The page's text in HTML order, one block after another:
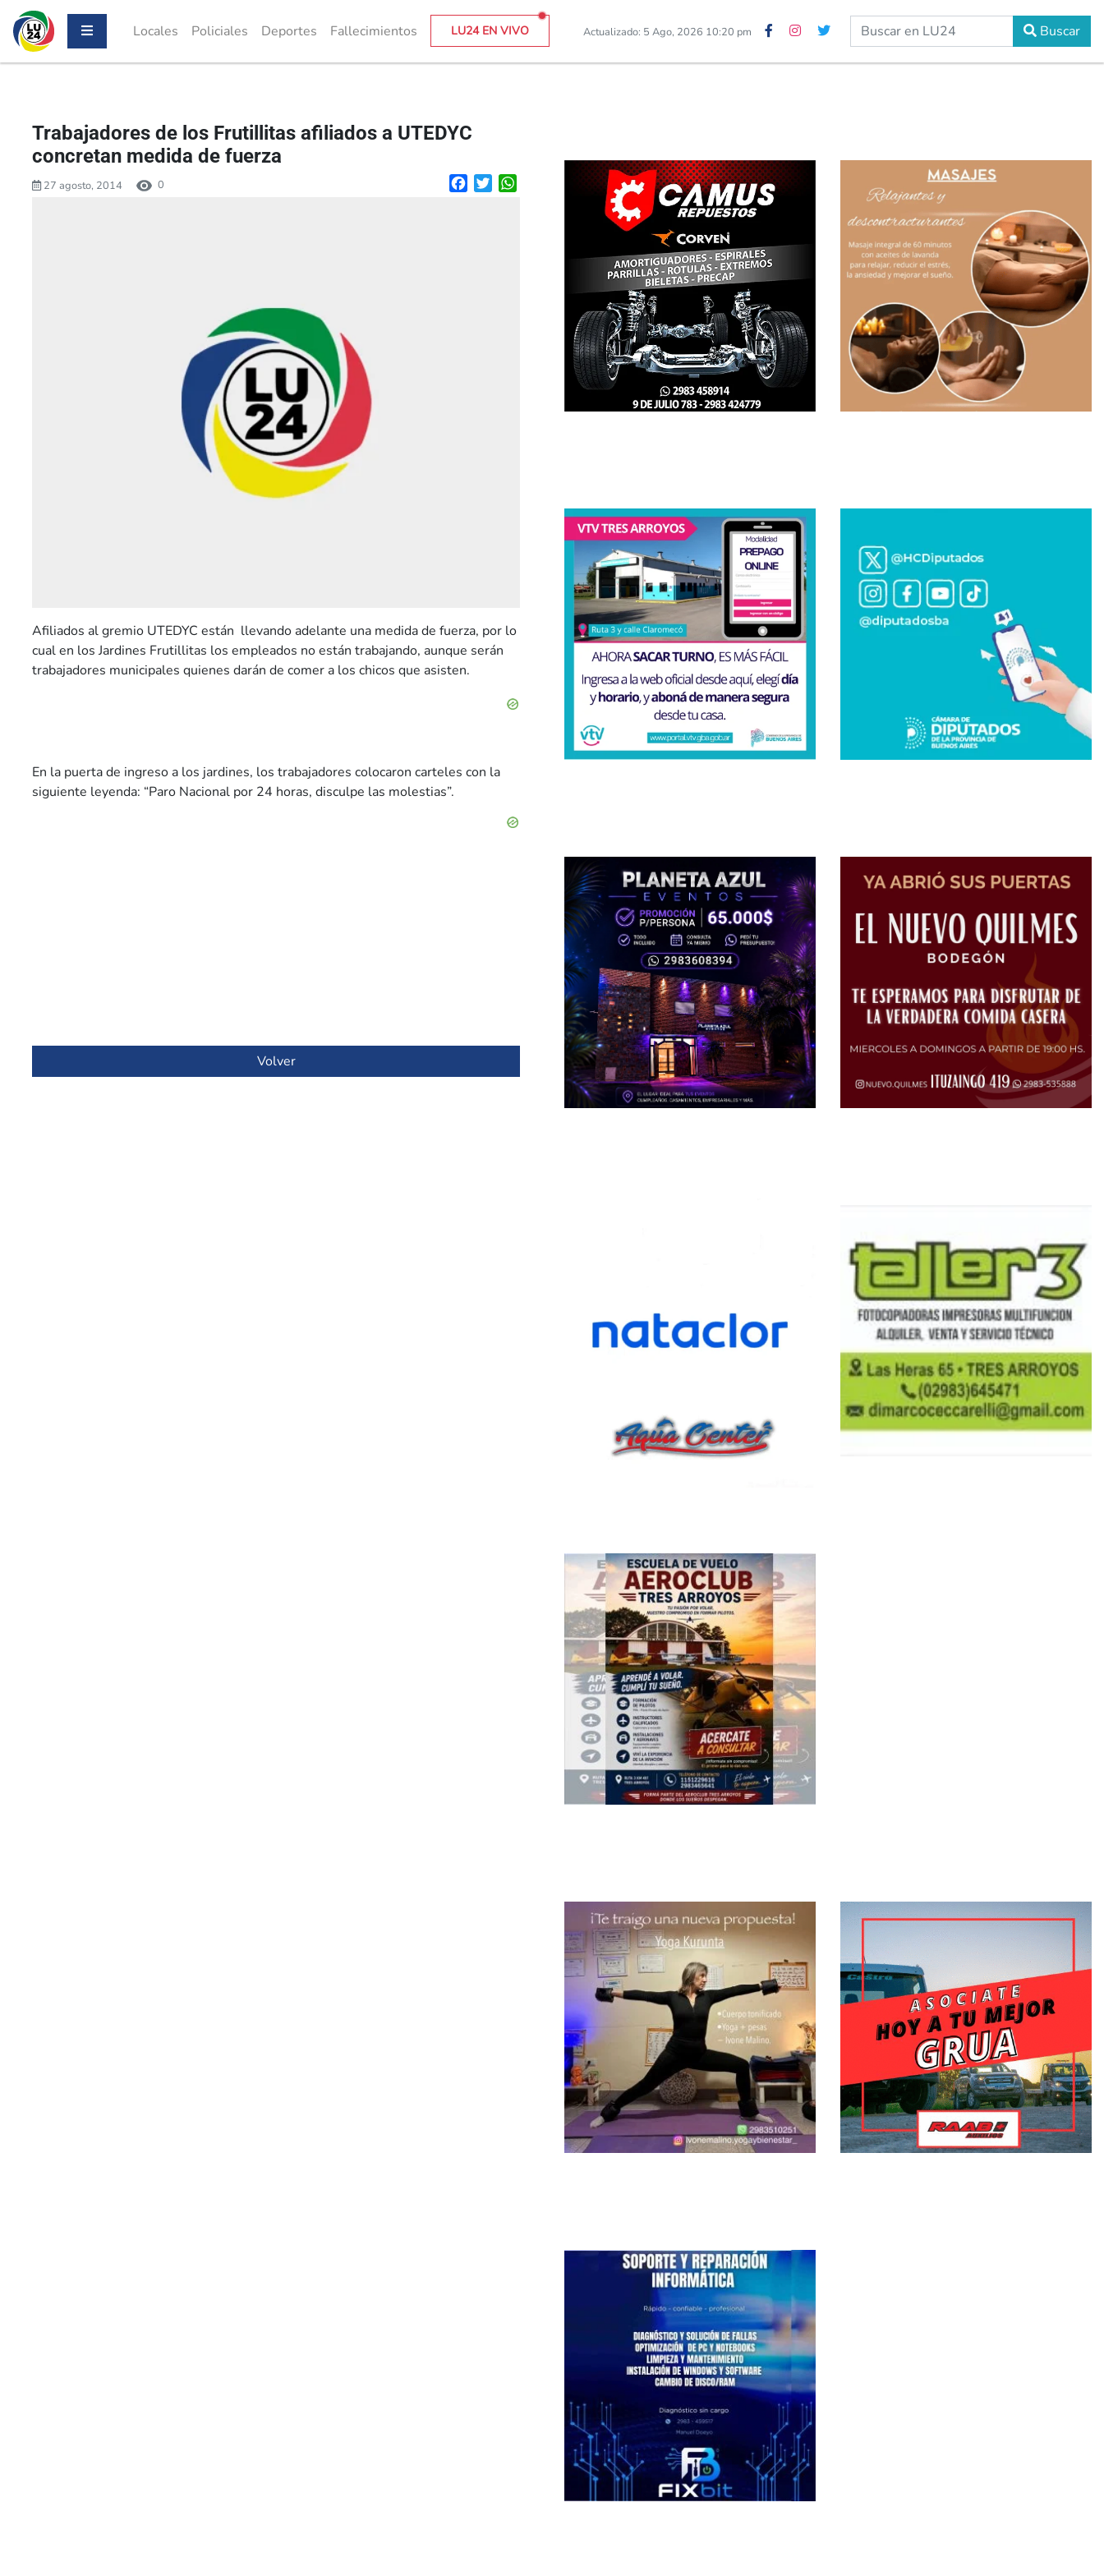
Locales Policiales Deportes Fallecimientos LU24 EN VIVO Actualizado: 5 Ago, 2026 10:20 pm Buscar
Trabajadores de los Frutillitas afiliados a UTEDYC
concretan medida de fuerza
27 agosto, 2014 0 FacebookTwitter
Afiliados al gremio UTEDYC están llevando adelante una medida de fuerza, por lo
cual en los Jardines Frutillitas los empleados no están trabajando, aunque serán
trabajadores municipales quienes darán de comer a los chicos que asisten.
En la puerta de ingreso a los jardines, los trabajadores colocaron carteles con la
siguiente leyenda: “Paro Nacional por 24 horas, disculpe las molestias”.
Volver